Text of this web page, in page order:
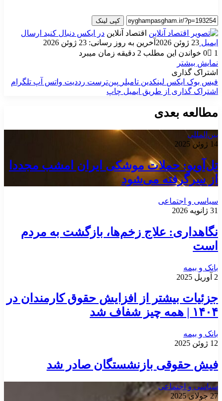
کپی لینک
اقتصاد آنلاین در ایکس دنبال کنید ارسال
ایمیل 23 ژوئن 2026
آخرین به روز رسانی: 23 ژوئن 2026
0
1
خواندن این مطلب 2 دقیقه زمان میبرد
نمایش بیشتر
اشتراک گذاری
فیس بوک ایکس لینکدین ‫تامبلر ‫پین‌ترست ‫رددیت واتس آپ تلگرام
اشتراک گذاری از طریق ایمیل چاپ
مطالعه بعدی
بین‌المللی
14 ژوئن 2025
تل‌آویو: حملات موشکی ایران امشب مجددا
از سرگرفته می‌شود
سیاسی و اجتماعی
31 ژانویه 2026
نگاهداری: علاج زخم‌ها، بازگشت به مردم
است
بانک و بیمه
2 آوریل 2025
جزئیات بیشتر از افزایش حقوق کارمندان در
١۴٠۴ | همه چیز شفاف شد
بانک و بیمه
12 ژوئن 2025
فیش حقوقی بازنشستگان صادر شد
سیاسی و اجتماعی
27 جولای 2025